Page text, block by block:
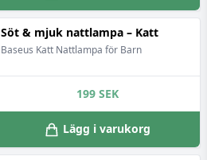
Söt & mjuk nattlampa – Katt
Baseus Katt Nattlampa för Barn
199 SEK
Lägg i varukorg